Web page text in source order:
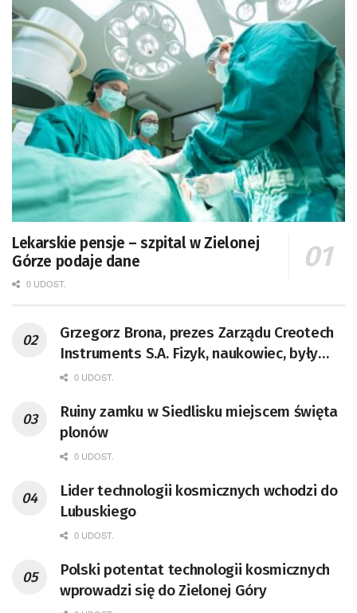
Lekarskie pensje – szpital w Zielonej
Górze podaje dane
0 UDOST.
Grzegorz Brona, prezes Zarządu Creotech
Instruments S.A. Fizyk, naukowiec, były
pracownik CERN w Genewie,
doktor habilitowany nauk fizycznych,
koordynator Rady Sektorowej ds.
Kompetencji Przemysłu Lotniczo-
Badań Kosmicznych i Satelitarnych PAN.
0 UDOST.
Ruiny zamku w Siedlisku miejscem święta
plonów
0 UDOST.
Lider technologii kosmicznych wchodzi do
Lubuskiego
0 UDOST.
Polski potentat technologii kosmicznych
wprowadzi się do Zielonej Góry